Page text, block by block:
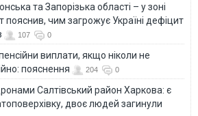
та Запорізька області – у зоні
пояснив, чим загрожує Україні дефіцит
107 0
виплати, якщо ніколи не
пояснення
204 0
Салтівський район Харкова: є
двоє людей загинули